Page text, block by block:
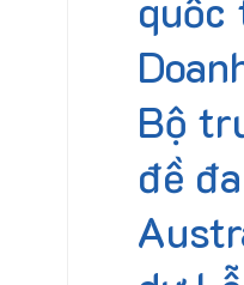
Bộ
đề